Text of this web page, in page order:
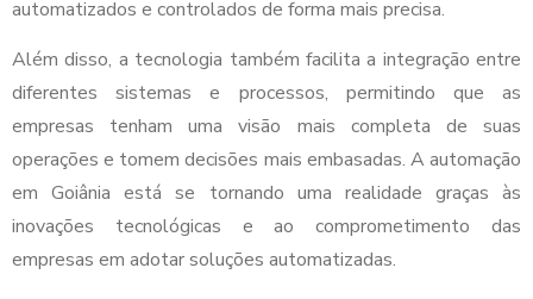
automatizados e controlados de forma mais precisa.
Além disso, a tecnologia também facilita a integração entre
diferentes sistemas e processos, permitindo que as
empresas tenham uma visão mais completa de suas
operações e tomem decisões mais embasadas. A automação
em Goiânia está se tornando uma realidade graças às
inovações tecnológicas e ao comprometimento das
empresas em adotar soluções automatizadas.